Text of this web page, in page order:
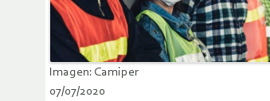
Imagen: Camiper
07/07/2020